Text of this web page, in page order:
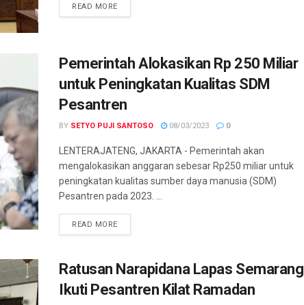
READ MOREDETAILS
Pemerintah Alokasikan Rp 250 Miliar
untuk Peningkatan Kualitas SDM
Pesantren
BY SETYO PUJI SANTOSO 08/03/2023 0
LENTERAJATENG, JAKARTA - Pemerintah akan
mengalokasikan anggaran sebesar Rp250 miliar untuk
peningkatan kualitas sumber daya manusia (SDM)
Pesantren pada 2023. ...
READ MOREDETAILS
Ratusan Narapidana Lapas Semarang
Ikuti Pesantren Kilat Ramadan